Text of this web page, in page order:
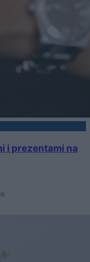
i prezentami na